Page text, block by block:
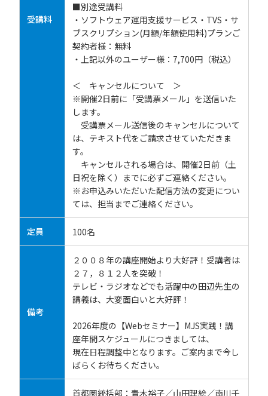
受講料
■別途受講料
・ソフトウェア運用支援サービス・TVS・サ
ブスクリプション(月額/年額使用料)プランご
契約者様：無料
・上記以外のユーザー様：7,700円（税込）
＜ キャンセルについて ＞
※開催2日前に「受講票メール」を送信いた
します。
受講票メール送信後のキャンセルについて
は、テキスト代をご請求させていただきま
す。
キャンセルされる場合は、開催2日前（土
日祝を除く）までに必ずご連絡ください。
※お申込みいただいた配信方法の変更につい
ては、担当までご連絡ください。
定員 100名
備考
２００８年の講座開始より大好評！受講者は
２７，８１２人を突破！
テレビ・ラジオなどでも活躍中の田辺先生の
講義は、大変面白いと大好評！
2026年度の【Webセミナー】MJS実践！講
座年間スケジュールにつきましては、
現在日程調整中となります。ご案内まで今し
ばらくお待ちください。
首都圏統括部：青木裕子／山田理絵／南川千